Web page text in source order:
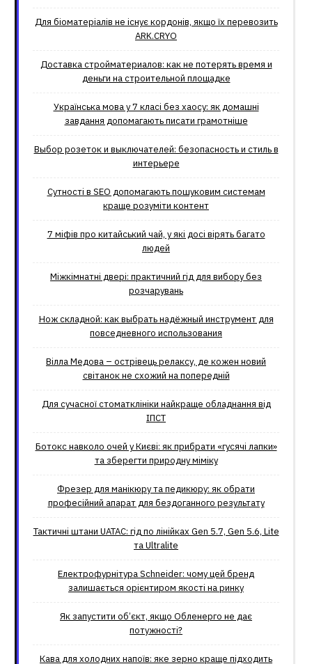
Для біоматеріалів не існує кордонів, якщо їх перевозить
ARK.CRYO
Доставка стройматериалов: как не потерять время и
деньги на строительной площадке
Українська мова у 7 класі без хаосу: як домашні
завдання допомагають писати грамотніше
Выбор розеток и выключателей: безопасность и стиль в
интерьере
Сутності в SEO допомагають пошуковим системам
краще розуміти контент
7 міфів про китайський чай, у які досі вірять багато
людей
Міжкімнатні двері: практичний гід для вибору без
розчарувань
Нож складной: как выбрать надёжный инструмент для
повседневного использования
Вілла Медова – острівець релаксу, де кожен новий
світанок не схожий на попередній
Для сучасної стоматклініки найкраще обладнання від
ІПСТ
Ботокс навколо очей у Києві: як прибрати «гусячі лапки»
та зберегти природну міміку
Фрезер для манікюру та педикюру: як обрати
професійний апарат для бездоганного результату
Тактичні штани UATAC: гід по лінійках Gen 5.7, Gen 5.6, Lite
та Ultralite
Електрофурнітура Schneider: чому цей бренд
залишається орієнтиром якості на ринку
Як запустити об’єкт, якщо Обленерго не дає
потужності?
Кава для холодних напоїв: яке зерно краще підходить